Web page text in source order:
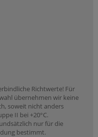
Richtwerte! Für
übernehmen wir keine
soweit nicht anders
II bei +20°C.
nur für die
bestimmt.